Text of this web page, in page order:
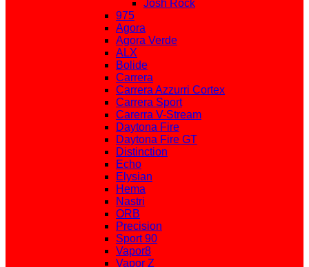
Josh Rock
975
Agora
Agora Verde
ALX
Bolide
Carrera
Carrera Azzurri Cortex
Carrera Sport
Carerra V-Stream
Daytona Fire
Daytona Fire GT
Distinction
Echo
Elysian
Hema
Nastri
ORB
Precision
Sport 90
Vapor8
Vapor Z